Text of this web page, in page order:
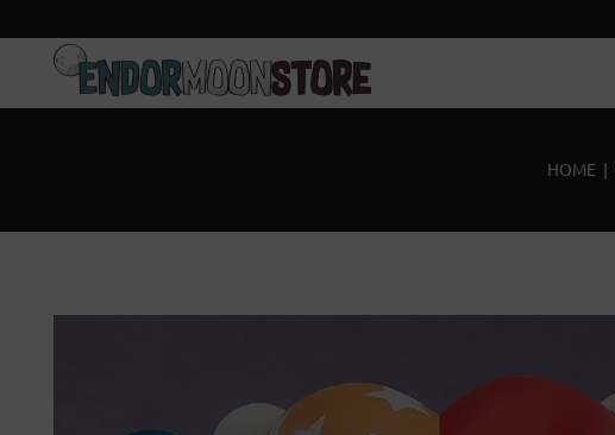
Inicio Pre-pedidos Figuras
HOME